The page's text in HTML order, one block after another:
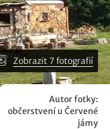
Zobrazit 7 fotografií
Autor fotky:
občerstvení u Červené
jámy